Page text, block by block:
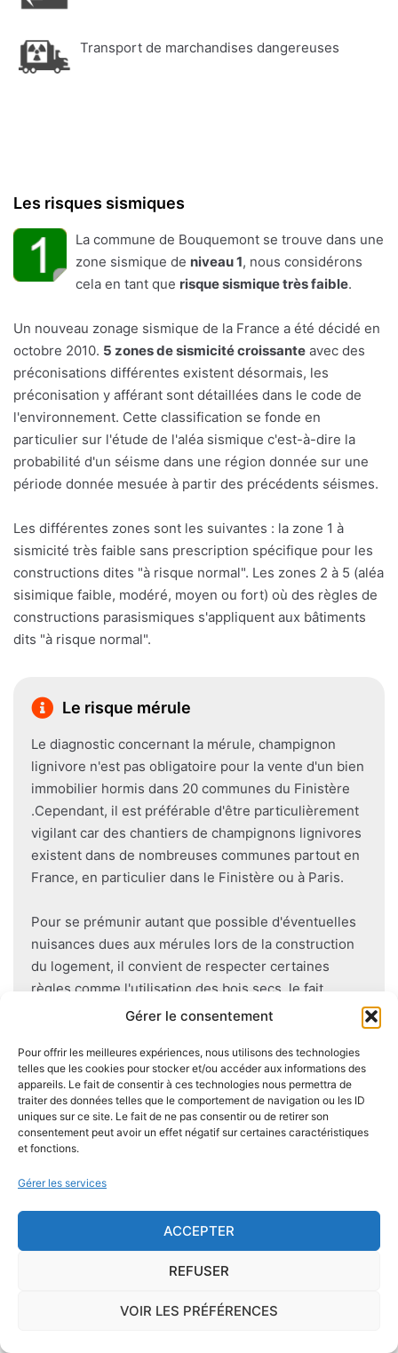
Gérer le consentement
Pour offrir les meilleures expériences, nous utilisons des technologies
telles que les cookies pour stocker et/ou accéder aux informations des
appareils. Le fait de consentir à ces technologies nous permettra de
traiter des données telles que le comportement de navigation ou les ID
uniques sur ce site. Le fait de ne pas consentir ou de retirer son
consentement peut avoir un effet négatif sur certaines caractéristiques
et fonctions.
Gérer les services
ACCEPTER
REFUSER
VOIR LES PRÉFÉRENCES
Transport de marchandises dangereuses
Les risques sismiques
La commune de Bouquemont se trouve dans une
zone sismique de niveau 1, nous considérons
cela en tant que risque sismique très faible.
Un nouveau zonage sismique de la France a été décidé en
octobre 2010. 5 zones de sismicité croissante avec des
préconisations différentes existent désormais, les
préconisation y afférant sont détaillées dans le code de
l'environnement. Cette classification se fonde en
particulier sur l'étude de l'aléa sismique c'est-à-dire la
probabilité d'un séisme dans une région donnée sur une
période donnée mesuée à partir des précédents séismes.
Les différentes zones sont les suivantes : la zone 1 à
sismicité très faible sans prescription spécifique pour les
constructions dites "à risque normal". Les zones 2 à 5 (aléa
sisimique faible, modéré, moyen ou fort) où des règles de
constructions parasismiques s'appliquent aux bâtiments
dits "à risque normal".
Le risque mérule
Le diagnostic concernant la mérule, champignon
lignivore n'est pas obligatoire pour la vente d'un bien
immobilier hormis dans 20 communes du Finistère
.Cependant, il est préférable d'être particulièrement
vigilant car des chantiers de champignons lignivores
existent dans de nombreuses communes partout en
France, en particulier dans le Finistère ou à Paris.
Pour se prémunir autant que possible d'éventuelles
nuisances dues aux mérules lors de la construction
du logement, il convient de respecter certaines
règles comme l'utilisation des bois secs, le fait
d'éviter autant que possible lecontact direct entre
façades et toitures, de prévoir des aérations en
sous-sol.
Je demande le descriptif des
risques pour ma ville
Le risque Radon